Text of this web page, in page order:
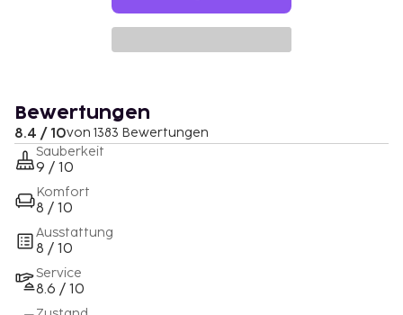
Bewertungen
8.4 / 10von 1383 Bewertungen
Sauberkeit
9 / 10
Komfort
8 / 10
Ausstattung
8 / 10
Service
8.6 / 10